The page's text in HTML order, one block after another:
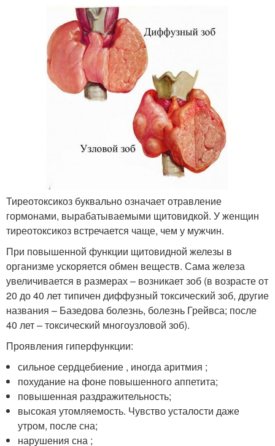
Тиреотоксикоз буквально означает отравление
гормонами, вырабатываемыми щитовидкой. У женщин
тиреотоксикоз встречается чаще, чем у мужчин.
При повышенной функции щитовидной железы в
организме ускоряется обмен веществ. Сама железа
увеличивается в размерах – возникает зоб (в возрасте от
20 до 40 лет типичен диффузный токсический зоб, другие
названия – Базедова болезнь, болезнь Грейвса; после
40 лет – токсический многоузловой зоб).
Проявления гиперфункции:
сильное сердцебиение , иногда аритмия ;
похудание на фоне повышенного аппетита;
повышенная раздражительность;
высокая утомляемость. Чувство усталости даже
утром, после сна;
нарушения сна ;